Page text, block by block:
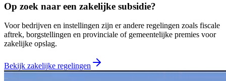
Op zoek naar een zakelijke subsidie?
Voor bedrijven en instellingen zijn er andere regelingen zoals fiscale
aftrek, borgstellingen en provinciale of gemeentelijke premies voor
zakelijke opslag.
Bekijk zakelijke regelingen